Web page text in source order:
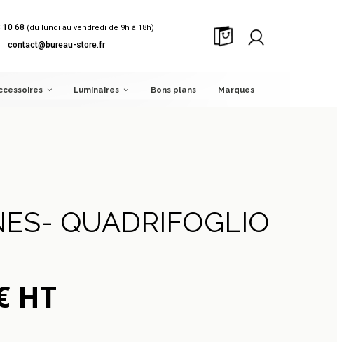
10 68 (du lundi au vendredi de 9h à 18h)
contact@bureau-store.fr
Luminaires Bons plans Marques
QUADRIFOGLIO
HT